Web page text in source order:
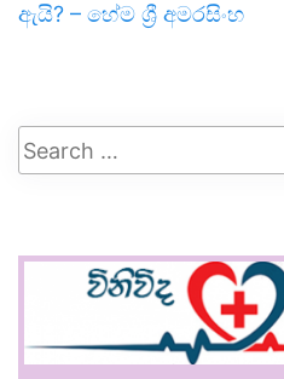
ඇයි? – හේම ශ්‍රී අමරසිංහ